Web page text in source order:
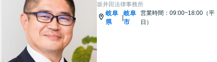
坂井田法律事務所
岐阜
県
|
岐阜
市
営業時間：09:00~18:00（平
日）